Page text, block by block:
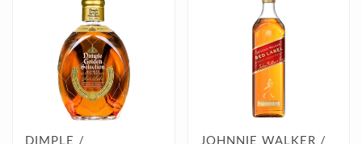
DIMPLE /
JOHNNIE WALKER /